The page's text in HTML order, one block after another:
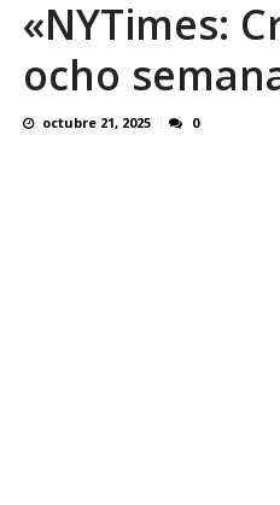
¿QUE
«NYTimes:
ocho
octubre 21, 2025 0